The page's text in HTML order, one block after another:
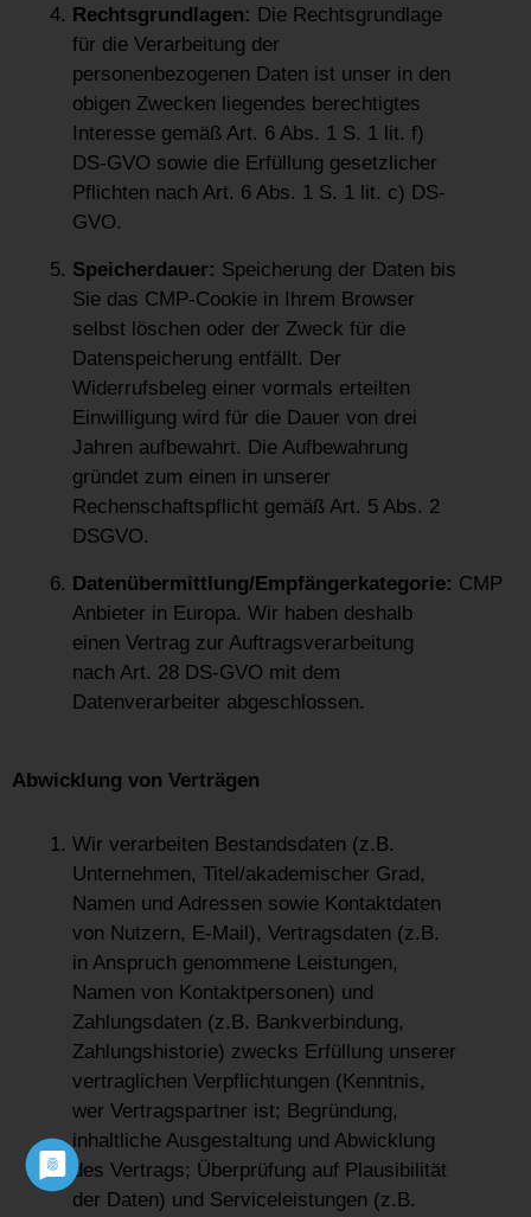
Rechtsgrundlagen: Die Rechtsgrundlage
für die Verarbeitung der
personenbezogenen Daten ist unser in den
obigen Zwecken liegendes berechtigtes
Interesse gemäß Art. 6 Abs. 1 S. 1 lit. f)
DS-GVO sowie die Erfüllung gesetzlicher
Pflichten nach Art. 6 Abs. 1 S. 1 lit. c) DS-
GVO.
Speicherdauer: Speicherung der Daten bis
Sie das CMP-Cookie in Ihrem Browser
selbst löschen oder der Zweck für die
Datenspeicherung entfällt. Der
Widerrufsbeleg einer vormals erteilten
Einwilligung wird für die Dauer von drei
Jahren aufbewahrt. Die Aufbewahrung
gründet zum einen in unserer
Rechenschaftspflicht gemäß Art. 5 Abs. 2
DSGVO.
Datenübermittlung/Empfängerkategorie: CMP
Anbieter in Europa. Wir haben deshalb
einen Vertrag zur Auftragsverarbeitung
nach Art. 28 DS-GVO mit dem
Datenverarbeiter abgeschlossen.
Abwicklung von Verträgen
Wir verarbeiten Bestandsdaten (z.B.
Unternehmen, Titel/akademischer Grad,
Namen und Adressen sowie Kontaktdaten
von Nutzern, E-Mail), Vertragsdaten (z.B.
in Anspruch genommene Leistungen,
Namen von Kontaktpersonen) und
Zahlungsdaten (z.B. Bankverbindung,
Zahlungshistorie) zwecks Erfüllung unserer
vertraglichen Verpflichtungen (Kenntnis,
wer Vertragspartner ist; Begründung,
inhaltliche Ausgestaltung und Abwicklung
des Vertrags; Überprüfung auf Plausibilität
der Daten) und Serviceleistungen (z.B.